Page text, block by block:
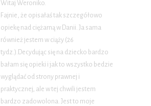
Witaj Weroniko.
Fajnie, że opisałaś tak szczegółowo
opiekę nad ciężarną w Danii. Ja sama
również jestem w ciąży (26
tydz.).Decydując się na dziecko bardzo
bałam się opieki i jak to wszystko bedzie
wyglądać od strony prawnej i
praktycznej, ale w tej chwili jestem
bardzo zadowolona. Jest to moje